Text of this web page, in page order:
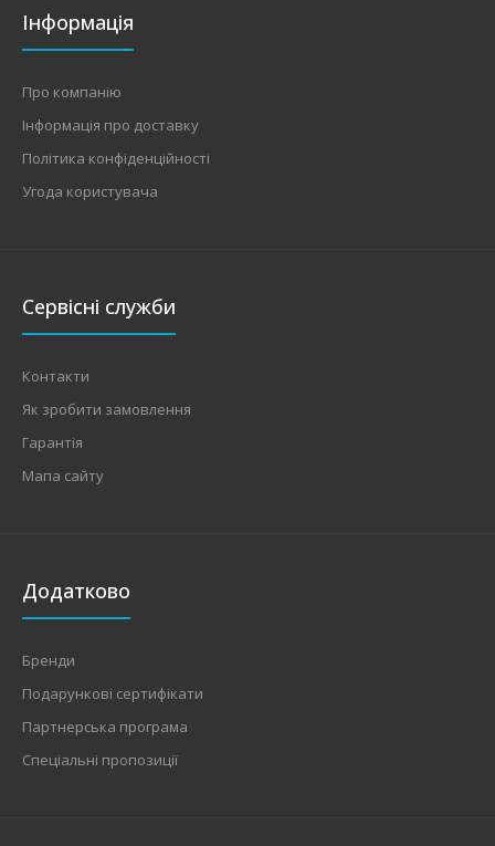
Інформація
Про компанію
Інформація про доставку
Політика конфіденційності
Угода користувача
Сервісні служби
Контакти
Як зробити замовлення
Гарантія
Мапа сайту
Додатково
Бренди
Подарункові сертифікати
Партнерська програма
Спеціальні пропозиції